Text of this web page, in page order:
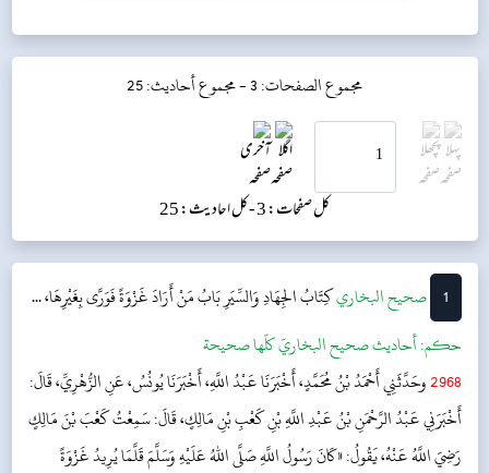
مجموع الصفحات: 3 - مجموع أحاديث: 25
کل صفحات: 3 - کل احادیث: 25
1 ‌‌صحيح البخاريكِتَابُ الجِهَادِ وَالسِّيَرِ بَابُ مَنْ أَرَادَ غَزْوَةً فَوَرَّى بِغَيْرِهَا، ...
حکم:أحاديث صحيح البخاريّ كلّها صحيحة
2968وحَدَّثَنِي أَحْمَدُ بْنُ مُحَمَّدٍ، أَخْبَرَنَا عَبْدُ اللَّهِ، أَخْبَرَنَا يُونُسُ، عَنِ الزُّهْرِيِّ، قَالَ:
أَخْبَرَنِي عَبْدُ الرَّحْمَنِ بْنُ عَبْدِ اللَّهِ بْنِ كَعْبِ بْنِ مَالِكٍ، قَالَ: سَمِعْتُ كَعْبَ بْنَ مَالِكٍ
رَضِيَ اللَّهُ عَنْهُ، يَقُولُ: «كَانَ رَسُولُ اللَّهِ صَلَّى اللهُ عَلَيْهِ وَسَلَّمَ قَلَّمَا يُرِيدُ غَزْوَةً